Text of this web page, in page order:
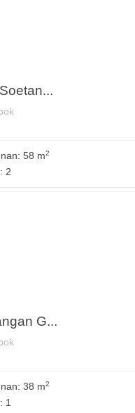
58 m2
2
G...
38 m2
1